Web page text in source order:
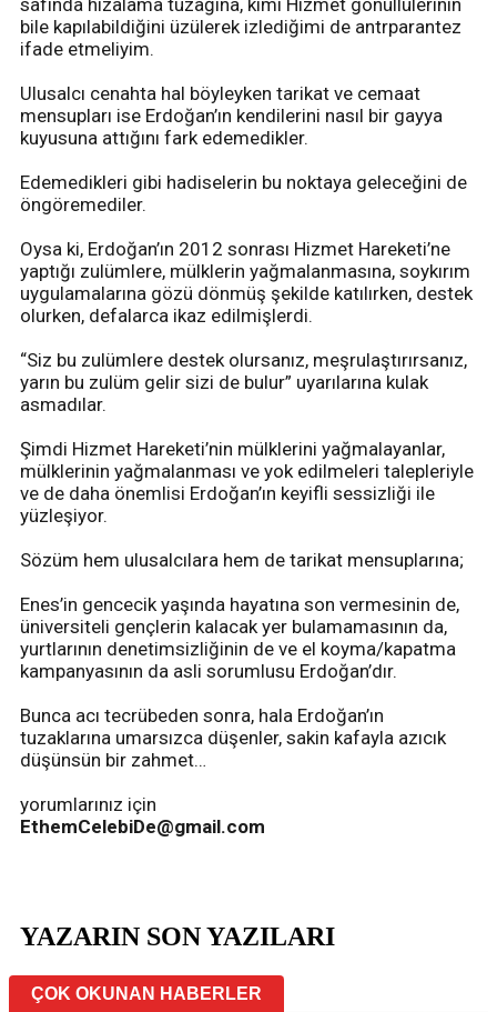
bile kapılabildiğini üzülerek izlediğimi de antrparantez
ifade etmeliyim.
Ulusalcı cenahta hal böyleyken tarikat ve cemaat
mensupları ise Erdoğan’ın kendilerini nasıl bir gayya
kuyusuna attığını fark edemedikler.
Edemedikleri gibi hadiselerin bu noktaya geleceğini de
öngöremediler.
Oysa ki, Erdoğan’ın 2012 sonrası Hizmet Hareketi’ne
yaptığı zulümlere, mülklerin yağmalanmasına, soykırım
uygulamalarına gözü dönmüş şekilde katılırken, destek
olurken, defalarca ikaz edilmişlerdi.
“Siz bu zulümlere destek olursanız, meşrulaştırırsanız,
yarın bu zulüm gelir sizi de bulur” uyarılarına kulak
asmadılar.
Şimdi Hizmet Hareketi’nin mülklerini yağmalayanlar,
mülklerinin yağmalanması ve yok edilmeleri talepleriyle
ve de daha önemlisi Erdoğan’ın keyifli sessizliği ile
yüzleşiyor.
Sözüm hem ulusalcılara hem de tarikat mensuplarına;
Enes’in gencecik yaşında hayatına son vermesinin de,
üniversiteli gençlerin kalacak yer bulamamasının da,
yurtlarının denetimsizliğinin de ve el koyma/kapatma
kampanyasının da asli sorumlusu Erdoğan’dır.
Bunca acı tecrübeden sonra, hala Erdoğan’ın
tuzaklarına umarsızca düşenler, sakin kafayla azıcık
düşünsün bir zahmet…
yorumlarınız için
EthemCelebiDe@gmail.com
YAZARIN SON YAZILARI
ÇOK OKUNAN HABERLER